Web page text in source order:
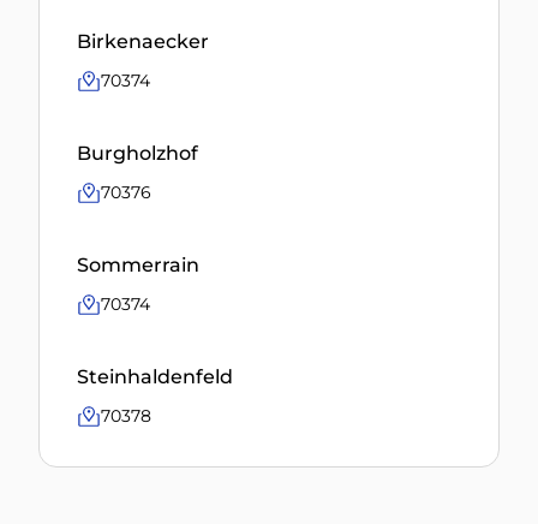
Birkenaecker
70374
Burgholzhof
70376
Sommerrain
70374
Steinhaldenfeld
70378